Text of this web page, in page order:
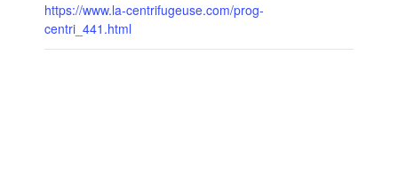
https://www.la-centrifugeuse.com/prog-
centri_441.html